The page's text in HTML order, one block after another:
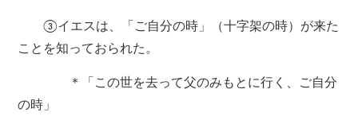
③イエスは、「ご自分の時」（十字架の時）が来た
ことを知っておられた。
＊「この世を去って父のみもとに行く、ご自分
の時」